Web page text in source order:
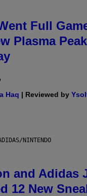
Full
Plasma
Haq | Reviewed by
NINTENDO
and Adidas
12 New